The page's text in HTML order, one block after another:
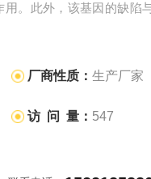
。此外，该基因的缺陷
厂商性质：生产厂家
访 问 量： 547